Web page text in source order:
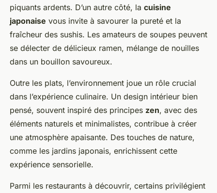
piquants ardents. D’un autre côté, la cuisine
japonaise vous invite à savourer la pureté et la
fraîcheur des sushis. Les amateurs de soupes peuvent
se délecter de délicieux ramen, mélange de nouilles
dans un bouillon savoureux.
Outre les plats, l’environnement joue un rôle crucial
dans l’expérience culinaire. Un design intérieur bien
pensé, souvent inspiré des principes zen, avec des
éléments naturels et minimalistes, contribue à créer
une atmosphère apaisante. Des touches de nature,
comme les jardins japonais, enrichissent cette
expérience sensorielle.
Parmi les restaurants à découvrir, certains privilégient